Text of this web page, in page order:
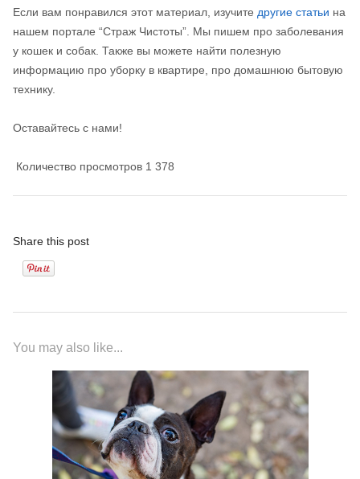
Если вам понравился этот материал, изучите другие статьи на
нашем портале “Страж Чистоты”. Мы пишем про заболевания
у кошек и собак. Также вы можете найти полезную
информацию про уборку в квартире, про домашнюю бытовую
технику.
Оставайтесь с нами!
Количество просмотров 1 378
Share this post
You may also like...